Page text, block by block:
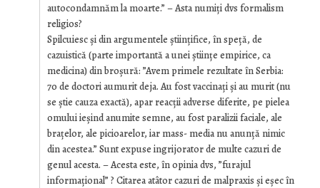
autocondamnăm la moarte.” – Asta numiți dvs formalism
religios?
Spilcuiesc și din argumentele științifice, în speță, de
cazuistică (parte importantă a unei științe empirice, ca
medicina) din broșură: ”Avem primele rezultate în Serbia:
70 de doctori aumurit deja. Au fost vaccinați și au murit (nu
se știe cauza exactă), apar reacții adverse diferite, pe pielea
omului ieșind anumite semne, au fost paralizii faciale, ale
brațelor, ale picioarelor, iar mass- media nu anunță nimic
din acestea.” Sunt expuse ingrijorator de multe cazuri de
genul acesta. – Acesta este, în opinia dvs, ”furajul
informațional” ? Citarea atâtor cazuri de malpraxis și eșec în